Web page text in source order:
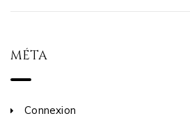
MÉTA
Connexion